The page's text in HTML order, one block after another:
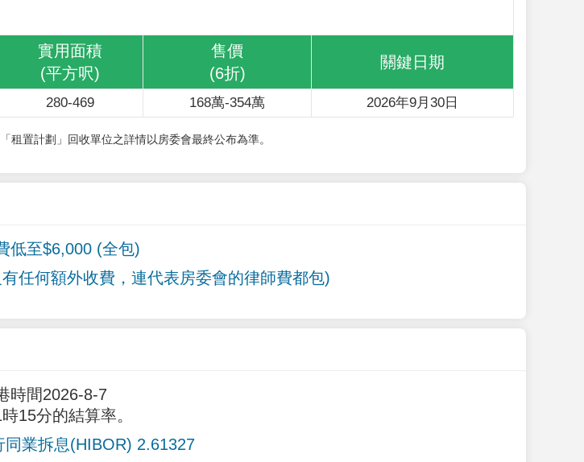
實用面積
(平方呎)
售價
(6折)
關鍵日期
280-469 168萬-354萬 2026年9月30日
置計劃」回收單位之詳情以房委會最終公布為準。
低至$6,000 (全包)
任何額外收費，連代表房委會的律師費都包)
時間2026-8-7
時15分的結算率。
同業拆息(HIBOR) 2.61327